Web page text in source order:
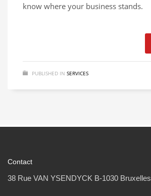
know where your business stands.
PUBLISHED IN SERVICES
Contact
38 Rue VAN YSENDYCK B-1030 Bruxelles